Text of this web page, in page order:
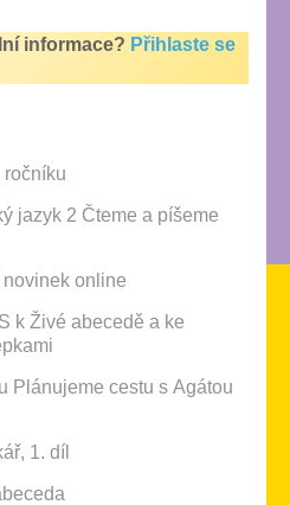
informace? Přihlaste se
ročníku
jazyk 2 Čteme a píšeme
online
k Živé abecedě a ke
Plánujeme cestu s Agátou
1. díl